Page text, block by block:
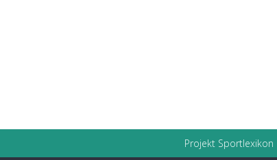
Projekt Sportlexikon